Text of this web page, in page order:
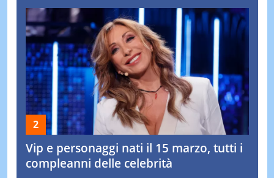
Vip e personaggi nati il 15 marzo, tutti i
compleanni delle celebrità